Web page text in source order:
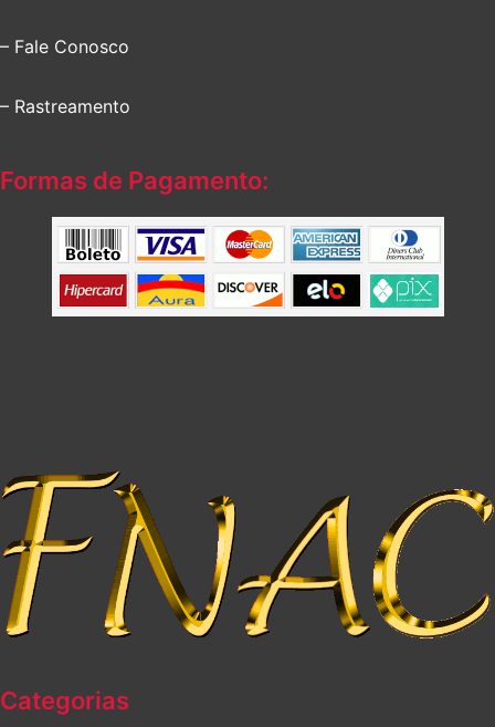
– Fale Conosco
– Rastreamento
Formas de Pagamento:
Categorias